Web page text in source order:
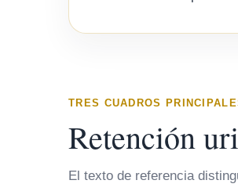
TRES CUADROS
Retención
El texto de referencia